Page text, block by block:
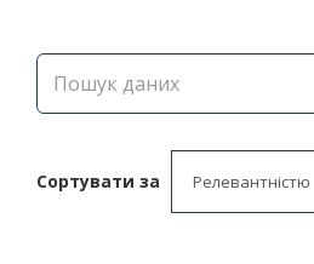
Сортувати за